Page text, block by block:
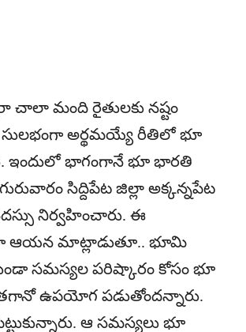
చాలా మంది రైతులకు నష్టం
సులభంగా అర్థమయ్యే రీతిలో భూ
ఇందులో భాగంగానే భూ భారతి
సిద్దిపేట జిల్లా అక్కన్నపేట
నిర్వహించారు. ఈ
ఆయన మాట్లాడుతూ.. భూమి
సమస్యల పరిష్కారం కోసం భూ
ఉపయోగ పడుతోందన్నారు.
ఆ సమస్యలు భూ